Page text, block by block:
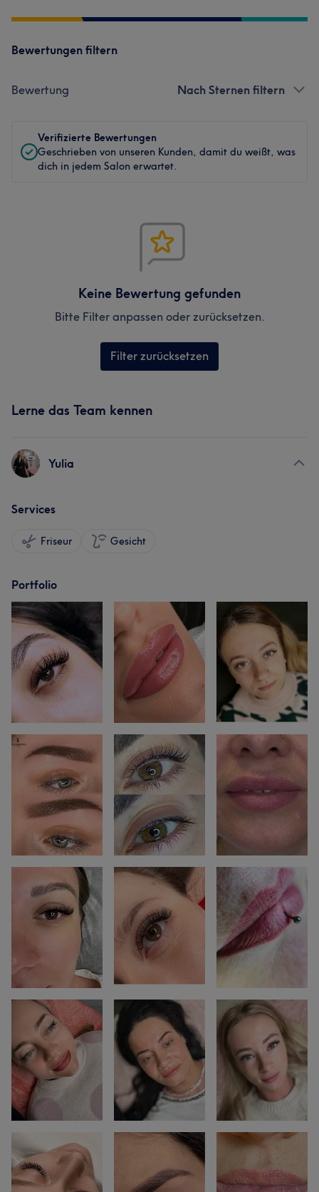
Bewertungen filtern
Bewertung Nach Sternen filtern
Verifizierte Bewertungen
Geschrieben von unseren Kunden, damit du weißt, was
dich in jedem Salon erwartet.
Keine Bewertung gefunden
Bitte Filter anpassen oder zurücksetzen.
Filter zurücksetzen
Lerne das Team kennen
Yulia
Services
Friseur Gesicht
Portfolio